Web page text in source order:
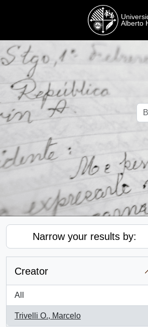
Narrow your results by:
Creator
All
Trivelli O., Marcelo
, 1 results